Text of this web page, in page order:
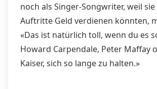
noch als Singer-Songwriter, weil
Auftritte Geld verdienen könnten,
«Das ist natürlich toll, wenn du es
Howard Carpendale, Peter Maffay
Kaiser, sich so lange zu halten.»